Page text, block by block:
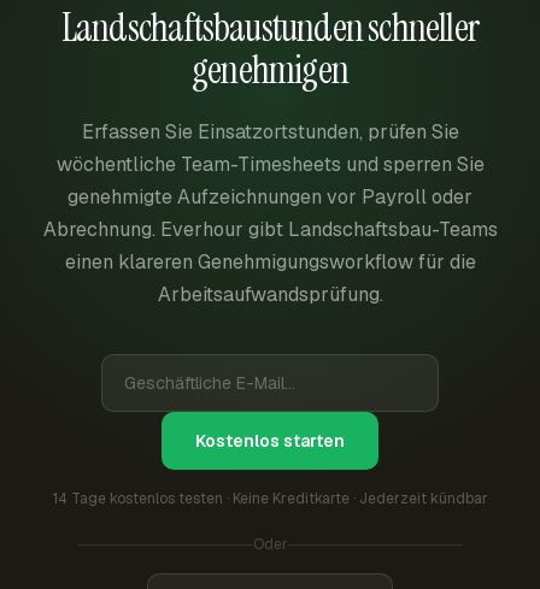
Landschaftsbaustunden schneller
genehmigen
Erfassen Sie Einsatzortstunden, prüfen Sie
wöchentliche Team-Timesheets und sperren Sie
genehmigte Aufzeichnungen vor Payroll oder
Abrechnung. Everhour gibt Landschaftsbau-Teams
einen klareren Genehmigungsworkflow für die
Arbeitsaufwandsprüfung.
Kostenlos starten
14 Tage kostenlos testen · Keine Kreditkarte · Jederzeit kündbar
Oder